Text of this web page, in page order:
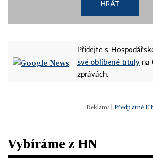
HRÁT
Přidejte si
své oblíbené tituly na
zprávách.
Předplatné
Vybíráme z HN